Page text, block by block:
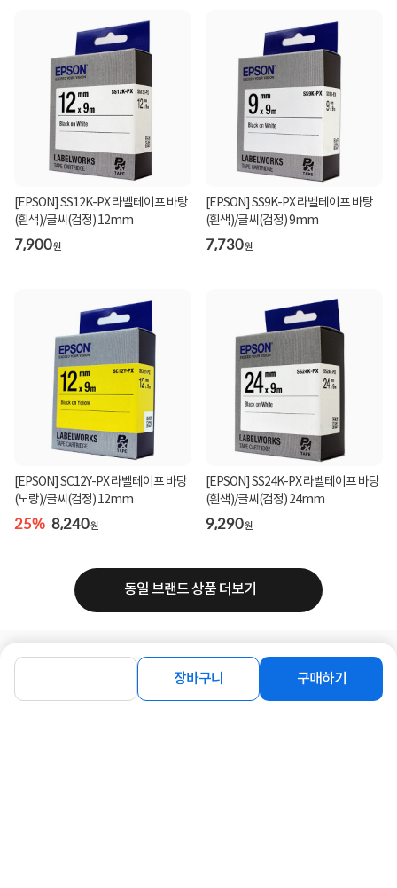
장바구니 구매하기
[EPSON] SS12K-PX 라벨테이프 바탕
(흰색)/글씨(검정) 12mm
7,900원
[EPSON] SS9K-PX 라벨테이프 바탕
(흰색)/글씨(검정) 9mm
7,730원
[EPSON] SC12Y-PX 라벨테이프 바탕
(노랑)/글씨(검정) 12mm
25% 8,240원
[EPSON] SS24K-PX 라벨테이프 바탕
(흰색)/글씨(검정) 24mm
9,290원
동일 브랜드 상품 더보기
로그인 공지사항오시는길회사소개 PC버전
1588-8377 컴퓨존 APP